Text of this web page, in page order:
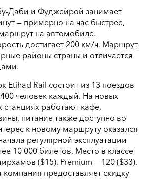
Даби и Фуджейрой занимает
— примерно на час быстрее,
на автомобиле.
достигает 200 км/ч. Маршрут
районы страны и отличается
Etihad Rail состоит из 13 поездов
человек каждый. На новых
работают кафе,
питание также доступно во
к новому маршруту оказался
регулярной эксплуатации
10 000 билетов. Место в классе
($15), Premium — 120 ($33).
компания предоставляет скидку